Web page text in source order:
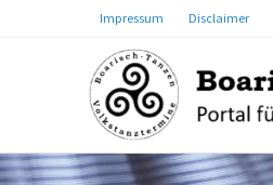
Impressum Disclaimer